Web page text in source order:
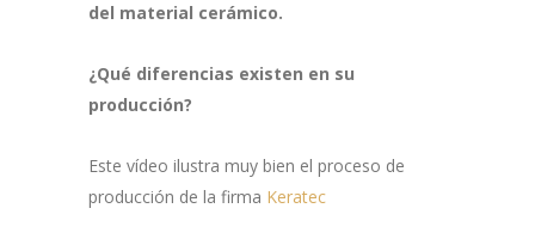
del material cerámico.
¿Qué diferencias existen en su
producción?
Este vídeo ilustra muy bien el proceso de
producción de la firma Keratec